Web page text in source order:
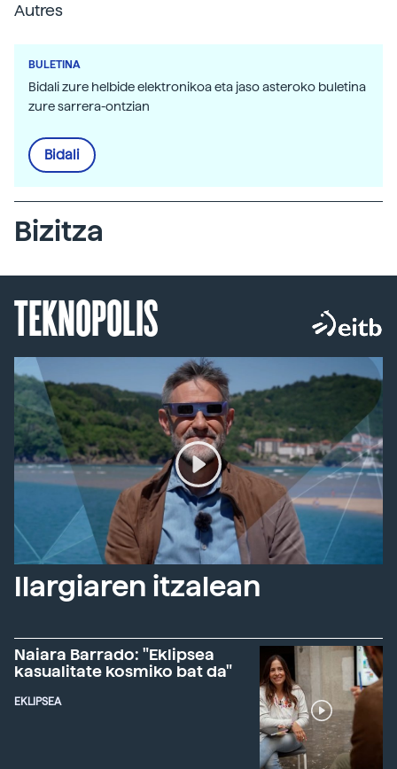
Autres
BULETINA
Bidali zure helbide elektronikoa eta jaso asteroko buletina
zure sarrera-ontzian
Bidali
Bizitza
TEKNOPOLIS
Ilargiaren itzalean
Naiara Barrado: "Eklipsea
kasualitate kosmiko bat da"
EKLIPSEA